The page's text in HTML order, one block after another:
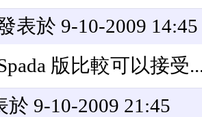
表於 9-10-2009 14:45
版比較可以接受
9-10-2009 21:45